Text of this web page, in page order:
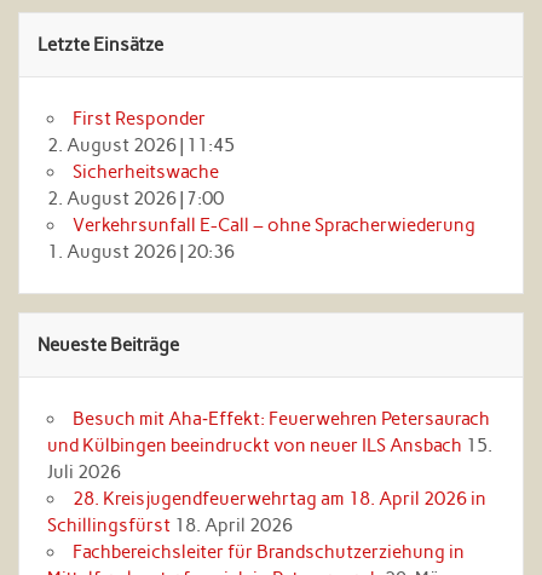
Letzte Einsätze
First Responder
2. August 2026| 11:45
Sicherheitswache
2. August 2026| 7:00
Verkehrsunfall E-Call – ohne Spracherwiederung
1. August 2026| 20:36
Neueste Beiträge
Besuch mit Aha‑Effekt: Feuerwehren Petersaurach
und Külbingen beeindruckt von neuer ILS Ansbach 15.
Juli 2026
28. Kreisjugendfeuerwehrtag am 18. April 2026 in
Schillingsfürst 18. April 2026
Fachbereichsleiter für Brandschutzerziehung in